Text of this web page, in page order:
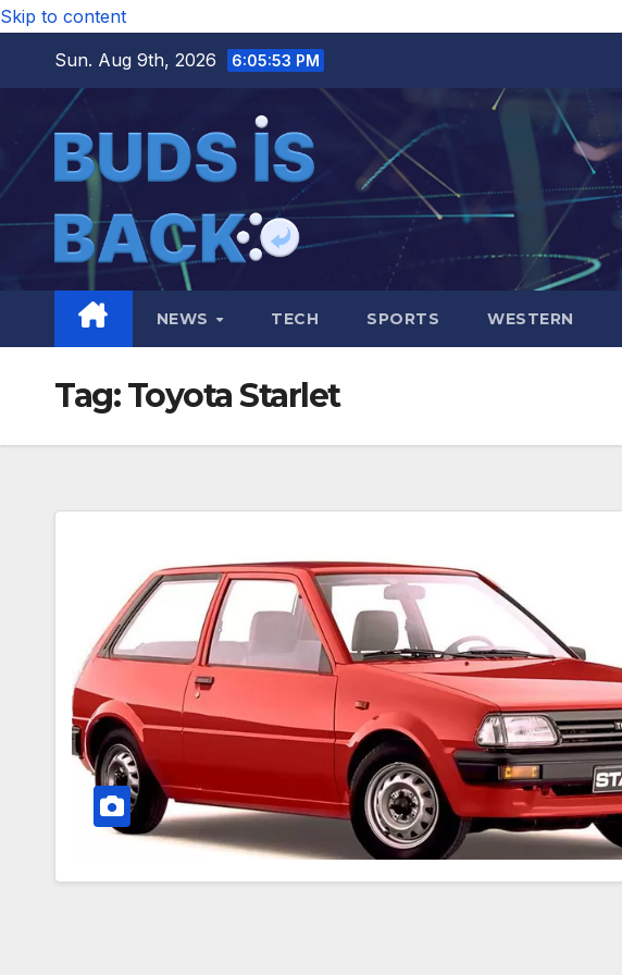
Skip to content
Sun. Aug 9th, 2026
6:05:53 PM
NEWS TECH SPORTS WESTERN
Tag:Toyota Starlet